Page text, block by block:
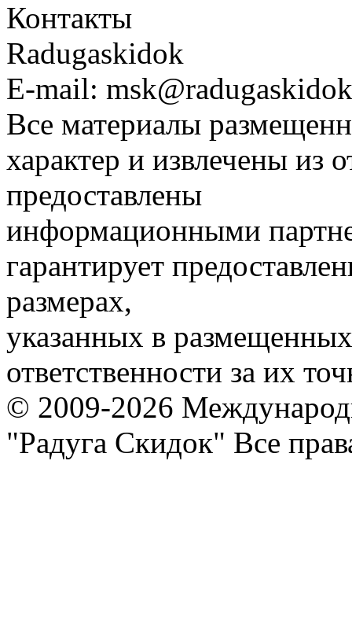
Контакты
Radugaskidok
E-mail:
Все материалы
характер и извлечены из
предоставлены
информационными
гарантирует
размерах,
указанных в
ответственности за их
© 2009-2026
"Радуга Скидок" Все